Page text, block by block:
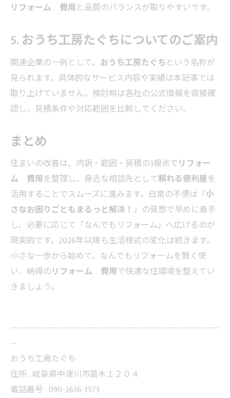
リフォーム 費用と品質のバランスが取りやすいです。
5. おうち工房たぐちについてのご案内
関連企業の一例として、 おうち工房たぐちという名称が
見られます。具体的なサービス内容や実績は本記事では
取り上げていません。検討時は各社の公式情報を直接確
認し、見積条件や対応範囲を比較してください。
まとめ
住まいの改善は、内訳・範囲・見積の3視点でリフォー
ム 費用を整理し、身近な相談先として頼れる便利屋を
活用することでスムーズに進みます。日常の不便は「小
さなお困りごともまるっと解決！ 」の発想で早めに着手
し、必要に応じて「なんでもリフォーム」へ広げるのが
現実的です。2026年以降も生活様式の変化は続きます。
小さな一歩から始めて、なんでもリフォームを賢く使
い、納得のリフォーム 費用で快適な住環境を整えてい
きましょう。
--------------------------------------------------------------------
--
おうち工房たぐち
住所 : 岐阜県中津川市苗木１２０４
電話番号 : 090-2616-1573